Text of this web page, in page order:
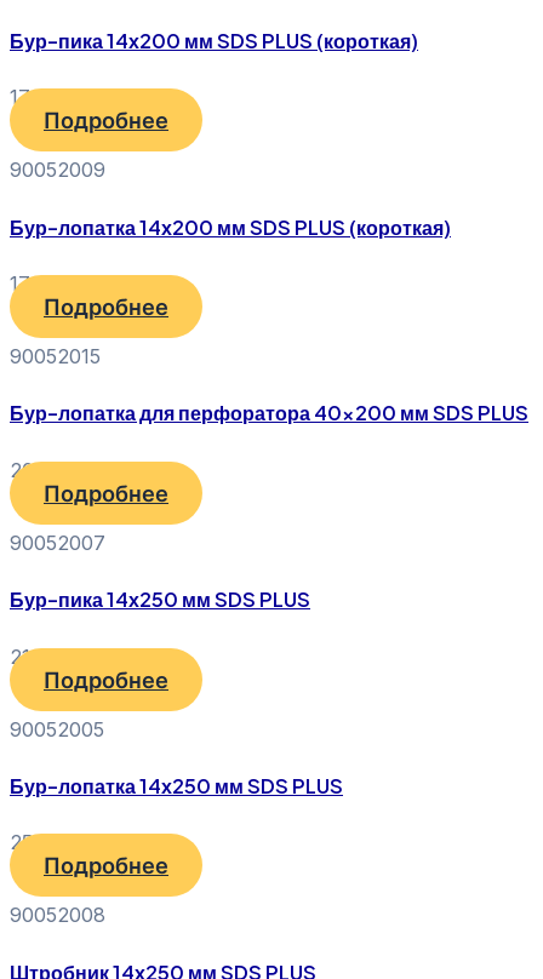
Бур-пика 14х200 мм SDS PLUS (короткая)
170
Подробнее
90052009
Бур-лопатка 14х200 мм SDS PLUS (короткая)
170₽
Подробнее
90052015
Бур-лопатка для перфоратора 40×200 мм SDS PLUS
200₽
Подробнее
90052007
Бур-пика 14х250 мм SDS PLUS
210₽
Подробнее
90052005
Бур-лопатка 14х250 мм SDS PLUS
250
Подробнее
90052008
Штробник 14х250 мм SDS PLUS